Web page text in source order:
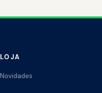
LOJA
Novidades